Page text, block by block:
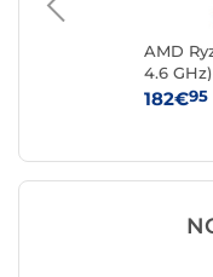
AMD
4.6 GHz)
182€95